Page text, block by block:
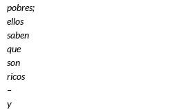
pobres;
ellos
saben
que
son
ricos
–
y